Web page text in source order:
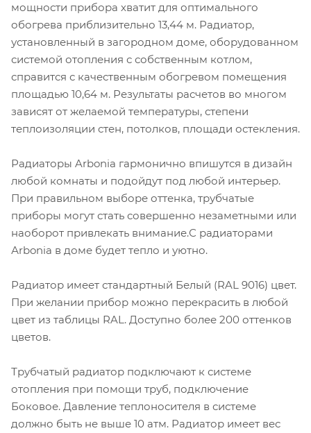
мощности прибора хватит для оптимального
обогрева приблизительно 13,44 м. Радиатор,
установленный в загородном доме, оборудованном
системой отопления с собственным котлом,
справится с качественным обогревом помещения
площадью 10,64 м. Результаты расчетов во многом
зависят от желаемой температуры, степени
теплоизоляции стен, потолков, площади остекления.
Радиаторы Arbonia гармонично впишутся в дизайн
любой комнаты и подойдут под любой интерьер.
При правильном выборе оттенка, трубчатые
приборы могут стать совершенно незаметными или
наоборот привлекать внимание.С радиаторами
Аrbonia в доме будет тепло и уютно.
Радиатор имеет стандартный Белый (RAL 9016) цвет.
При желании прибор можно перекрасить в любой
цвет из таблицы RAL. Доступно более 200 оттенков
цветов.
Трубчатый радиатор подключают к системе
отопления при помощи труб, подключение
Боковое. Давление теплоносителя в системе
должно быть не выше 10 атм. Радиатор имеет вес